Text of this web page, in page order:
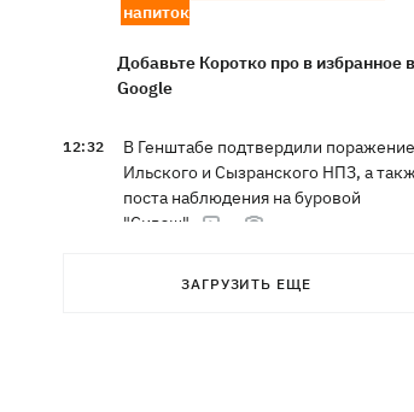
напиток
Добавьте Коротко про в избранное в
Google
12:32
В Генштабе подтвердили поражение
Ильского и Сызранского НПЗ, а
поста наблюдения на буровой
"Сиваш"
Из-за российских ударов некоторые
ЗАГРУЗИТЬ ЕЩЕ